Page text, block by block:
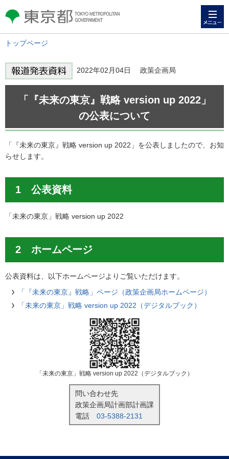
東京都 TOKYO METROPOLITAN
GOVERNMENT
トップページ
2022年02月04日 政策企画局
「『未来の東京』戦略 version up 2022」
の公表について
「『未来の東京』戦略 version up 2022」を公表しましたので、お知
らせします。
1 公表資料
「未来の東京」戦略 version up 2022
2 ホームページ
公表資料は、以下ホームページよりご覧いただけます。
「『未来の東京』戦略」ページ（政策企画局ホームページ）
「未来の東京」戦略 version up 2022（デジタルブック）
「未来の東京」戦略 version up 2022（デジタルブック）
問い合わせ先
政策企画局計画部計画課
電話 03-5388-2131